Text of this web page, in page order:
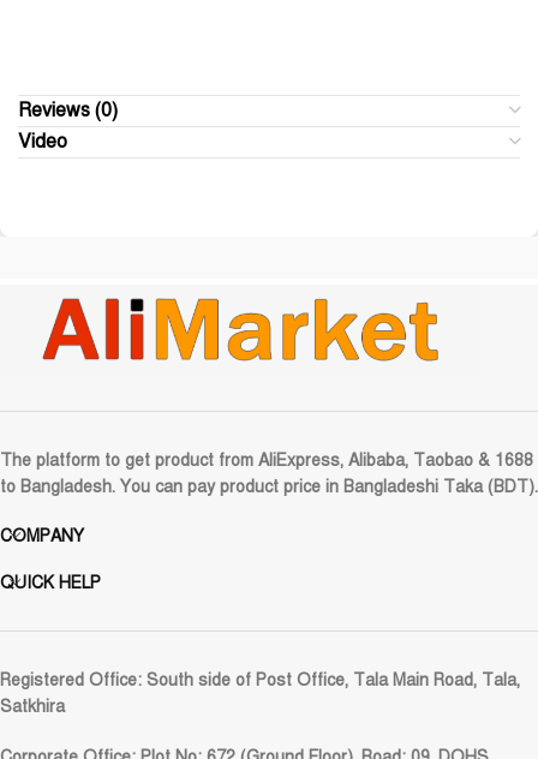
Reviews (0)
Video
The platform to get product from AliExpress, Alibaba, Taobao & 1688
to Bangladesh. You can pay product price in Bangladeshi Taka (BDT).
COMPANY
QUICK HELP
Registered Office: South side of Post Office, Tala Main Road, Tala,
Satkhira